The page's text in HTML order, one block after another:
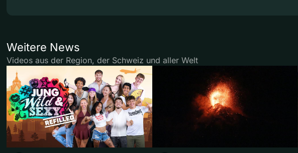
Weitere News
Videos aus der Region, der Schweiz und aller Welt